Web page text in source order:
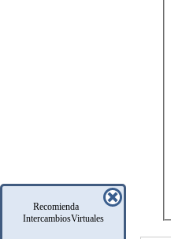
Recomienda
IntercambiosVirtuales